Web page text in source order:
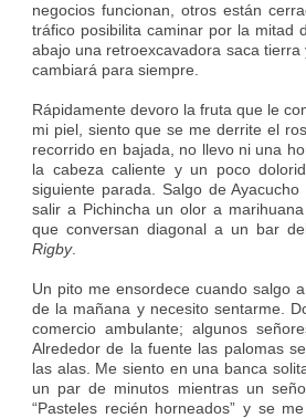
negocios funcionan, otros están
tráfico posibilita caminar por la mitad
abajo una retroexcavadora saca
cambiará para siempre.
Rápidamente devoro la fruta que le
mi piel, siento que se me derrite el
recorrido en bajada, no llevo ni una
la cabeza caliente y un poco
siguiente parada. Salgo de
salir a Pichincha un olor a
que conversan diagonal a un bar
Rigby.
Un pito me ensordece cuando salgo
de la mañana y necesito sentarme.
comercio ambulante; algunos
Alrededor de la fuente las palomas
las alas. Me siento en una banca
un par de minutos mientras un
“Pasteles recién horneados” y se